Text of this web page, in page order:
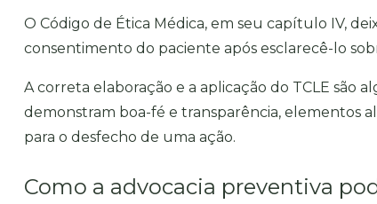
O Código de Ética Médica, em seu capítulo IV,
consentimento do paciente após esclarecê-lo
Acorreta elaboração e a aplicação do TCLE são
demonstram boa-fé e transparência, elementos
para o desfecho de uma ação.
Como a advocacia preventiva